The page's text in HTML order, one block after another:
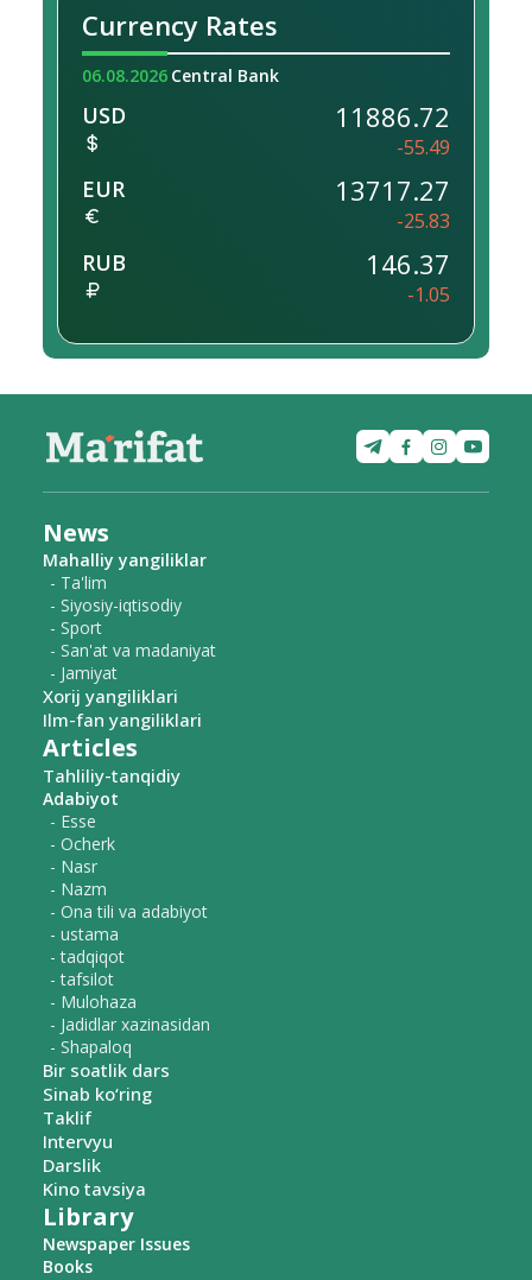
Currency Rates
06.08.2026 Central Bank
USD 11886.72
-55.49
EUR 13717.27
-25.83
RUB 146.37
-1.05
News
Mahalliy yangiliklar
- Ta'lim
- Siyosiy-iqtisodiy
- Sport
- San'at va madaniyat
- Jamiyat
Xorij yangiliklari
Ilm-fan yangiliklari
Articles
Tahliliy-tanqidiy
Adabiyot
- Esse
- Ocherk
- Nasr
- Nazm
- Ona tili va adabiyot
- ustama
- tadqiqot
- tafsilot
- Mulohaza
- Jadidlar xazinasidan
- Shapaloq
Bir soatlik dars
Sinab ko‘ring
Taklif
Intervyu
Darslik
Kino tavsiya
Library
Newspaper Issues
Books